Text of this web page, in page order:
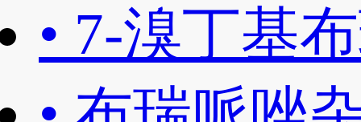
• 7-溴丁基